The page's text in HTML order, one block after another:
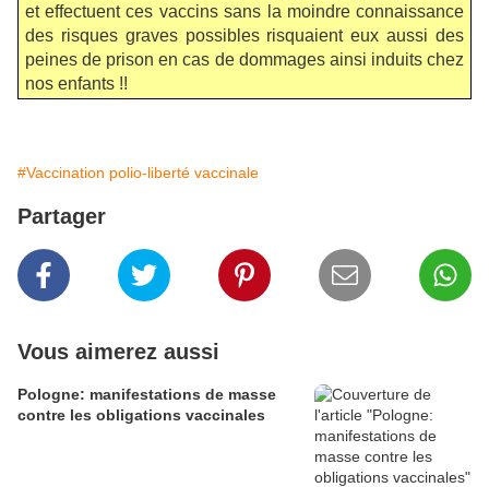
et effectuent ces vaccins sans la moindre connaissance
des risques graves possibles risquaient eux aussi des
peines de prison en cas de dommages ainsi induits chez
nos enfants !!
#Vaccination polio-liberté vaccinale
Partager
Vous aimerez aussi
Pologne: manifestations de masse
contre les obligations vaccinales